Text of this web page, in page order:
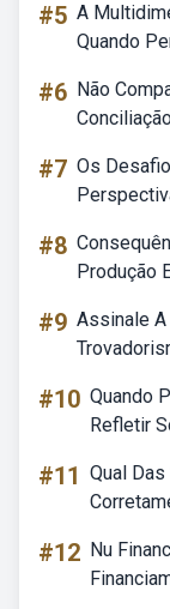
#5 A
Quando
#6 Não
#7 Os
#8
Produção
#9 Assinale
#10 Quando
Refletir
#11 Qual
#12 Nu